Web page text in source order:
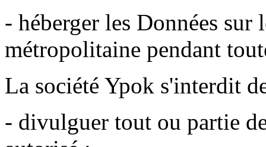
- héberger les Données
métropolitaine pendant
La société Ypok s'interdit
- divulguer tout ou partie